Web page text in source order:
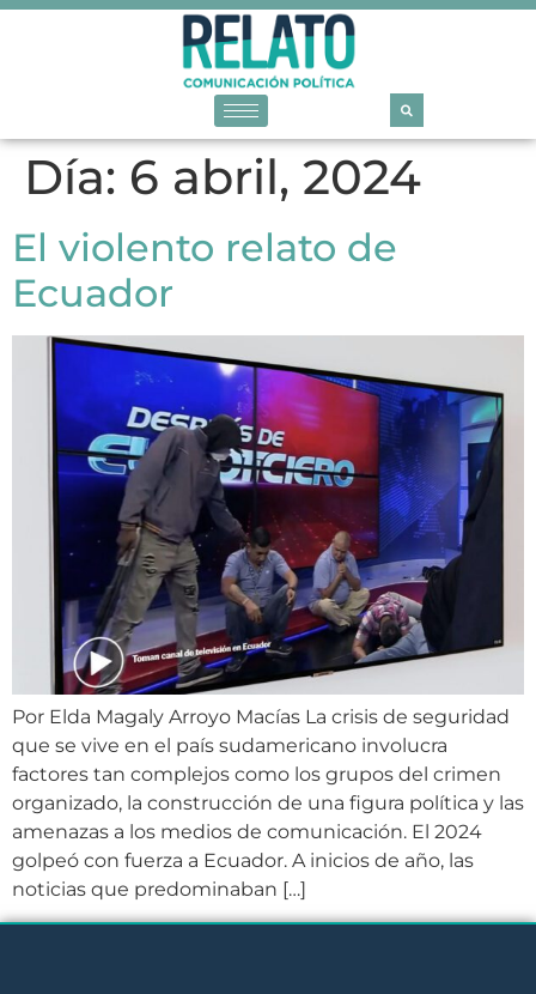
Día: 6 abril, 2024
El violento relato de
Ecuador
Por Elda Magaly Arroyo Macías La crisis de seguridad
que se vive en el país sudamericano involucra
factores tan complejos como los grupos del crimen
organizado, la construcción de una figura política y las
amenazas a los medios de comunicación. El 2024
golpeó con fuerza a Ecuador. A inicios de año, las
noticias que predominaban […]